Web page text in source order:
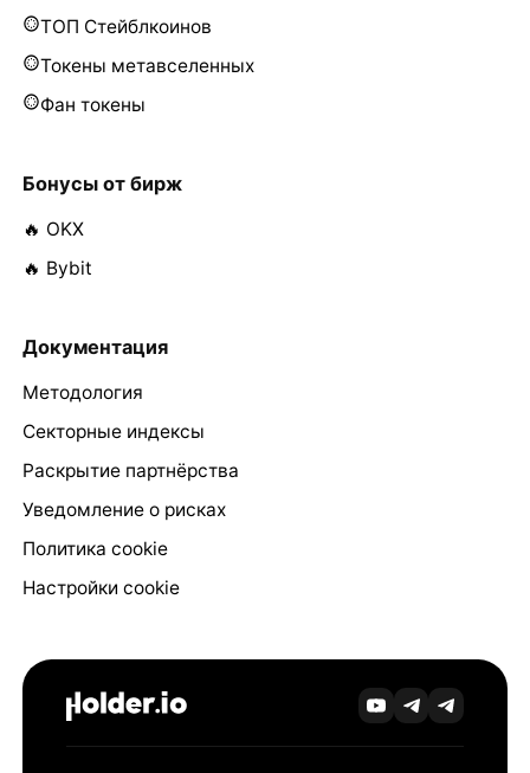
ТОП Стейблкоинов
Токены метавселенных
Фан токены
Бонусы от бирж
🔥 OKX
🔥 Bybit
Документация
Методология
Секторные индексы
Раскрытие партнёрства
Уведомление о рисках
Политика cookie
Настройки cookie